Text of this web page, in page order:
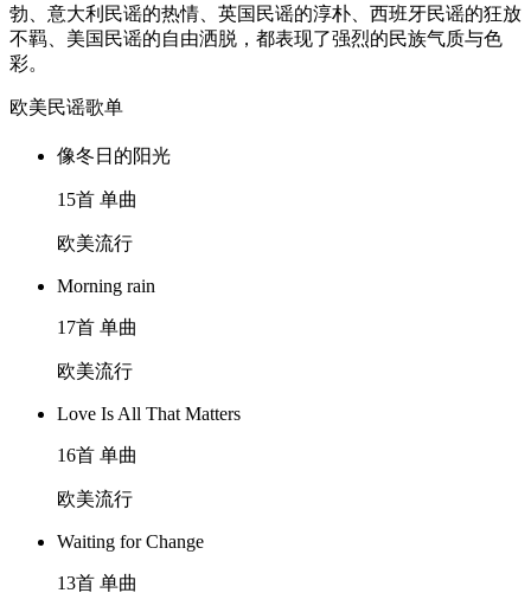
勃、意大利民谣的热情、英国民谣的淳朴、西班牙民谣的狂放
不羁、美国民谣的自由洒脱，都表现了强烈的民族气质与色
彩。
欧美民谣歌单
像冬日的阳光
15首 单曲
欧美流行
Morning rain
17首 单曲
欧美流行
Love Is All That Matters
16首 单曲
欧美流行
Waiting for Change
13首 单曲